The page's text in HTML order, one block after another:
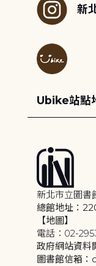
新
Ubike站點
新北市立圖書
總館地址：
【地圖】
電話：02-
政府網站資料
圖書館信箱